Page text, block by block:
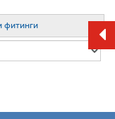
фитинги